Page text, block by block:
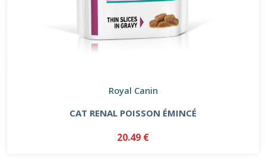
Royal Canin
CAT RENAL POISSON ÉMINCÉ
20.49 €